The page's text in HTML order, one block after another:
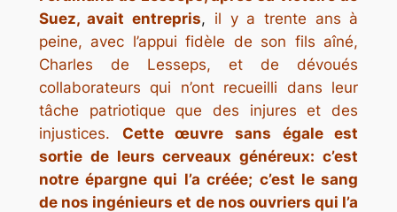
Suez, avait entrepris, il y a trente ans à
peine, avec l’appui fidèle de son fils aîné,
Charles de Lesseps, et de dévoués
collaborateurs qui n’ont recueilli dans leur
tâche patriotique que des injures et des
injustices.
Cette œuvre sans égale est
sortie de leurs cerveaux généreux: c’est
notre épargne qui l’a créée; c’est le sang
de nos ingénieurs et de nos ouvriers qui l’a